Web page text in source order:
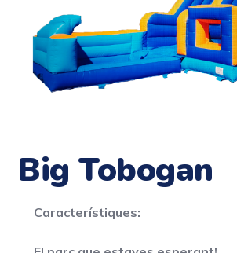
Big Tobogan
Característiques: